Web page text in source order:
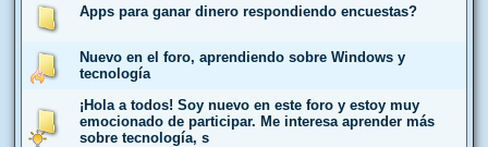
Apps para ganar dinero respondiendo encuestas?
Nuevo en el foro, aprendiendo sobre Windows y
tecnología
¡Hola a todos! Soy nuevo en este foro y estoy muy
emocionado de participar. Me interesa aprender más
sobre tecnología, s